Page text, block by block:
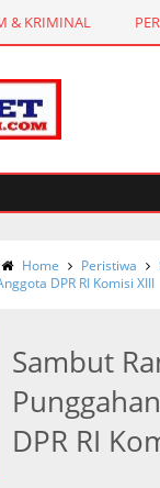
& KRIMINAL
Home Peristiwa
DPR RI Komisi XIII
Sambut
DPR RI